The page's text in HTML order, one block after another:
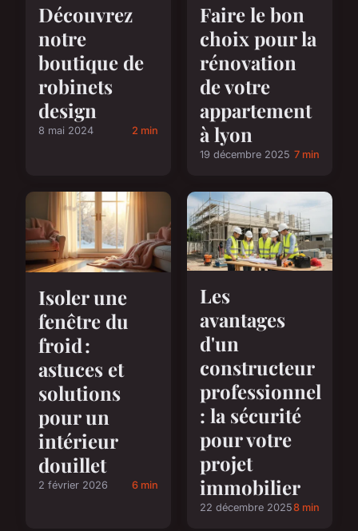
Découvrez
notre
boutique de
robinets
design
8 mai 2024 2 min
Faire le bon
choix pour la
rénovation
de votre
appartement
à lyon
19 décembre 2025 7 min
Isoler une
fenêtre du
froid :
astuces et
solutions
pour un
intérieur
douillet
2 février 2026 6 min
Les
avantages
d'un
constructeur
professionnel
: la sécurité
pour votre
projet
immobilier
22 décembre 20258 min